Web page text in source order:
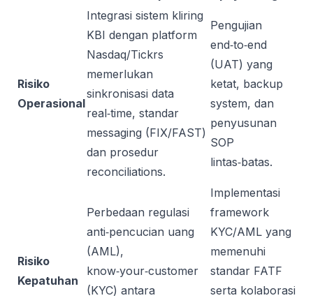
Risiko
Operasional
Integrasi sistem kliring
KBI dengan platform
Nasdaq/Tickrs
memerlukan
sinkronisasi data
real‑time, standar
messaging (FIX/FAST)
dan prosedur
reconciliations.
Pengujian
end‑to‑end
(UAT) yang
ketat, backup
system, dan
penyusunan
SOP
lintas‑batas.
Risiko
Kepatuhan
Perbedaan regulasi
anti‑pencucian uang
(AML),
know‑your‑customer
(KYC) antara
Implementasi
framework
KYC/AML yang
memenuhi
standar FATF
serta kolaborasi